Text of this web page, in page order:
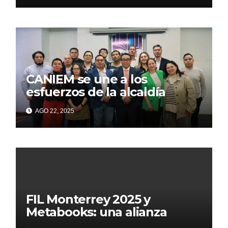
CANIEM se une a los
esfuerzos de la alcaldía
Iztapalapa para acercar a
grupos vulnerables a la
lectura
AGO 22, 2025
FIL Monterrey 2025 y
Metabooks: una alianza
estratégica por el futuro del